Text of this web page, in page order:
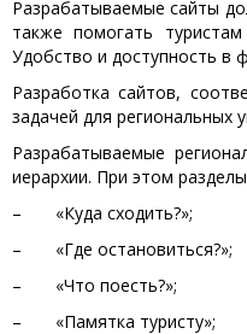
Разрабатываемые сайты
также помогать
Удобство и доступность в
Разработка сайтов,
задачей для региональных
Разрабатываемые
иерархии. При этом
– «Куда сходить?»;
– «Где остановиться?»;
– «Что поесть?»;
– «Памятка туристу»;